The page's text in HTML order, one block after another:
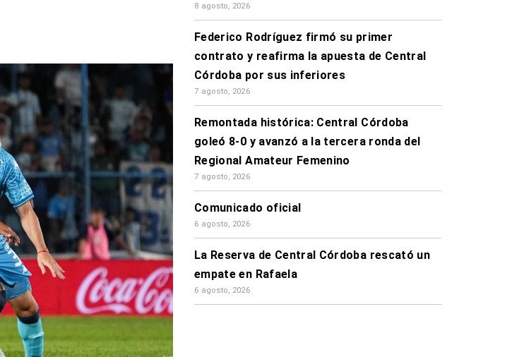
8 agosto, 2026
Federico Rodríguez firmó su primer
contrato y reafirma la apuesta de Central
Córdoba por sus inferiores
7 agosto, 2026
Remontada histórica: Central Córdoba
goleó 8-0 y avanzó a la tercera ronda del
Regional Amateur Femenino
7 agosto, 2026
Comunicado oficial
6 agosto, 2026
La Reserva de Central Córdoba rescató un
empate en Rafaela
6 agosto, 2026